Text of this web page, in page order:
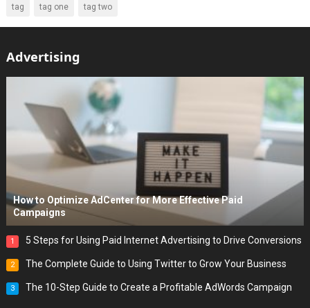
tag tag one tag two
Advertising
How to Optimize AdCenter for More Effective Paid
Campaigns
1 5 Steps for Using Paid Internet Advertising to Drive Conversions
2 The Complete Guide to Using Twitter to Grow Your Business
3 The 10-Step Guide to Create a Profitable AdWords Campaign